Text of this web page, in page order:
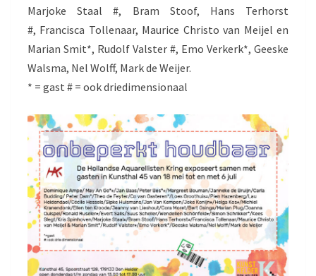
Marjoke Staal #, Bram Stoof, Hans Terhorst
#, Francisca Tollenaar, Maurice Christo van Meijel en
Marian Smit*, Rudolf Valster #, Emo Verkerk*, Geeske
Walsma, Nel Wolff, Mark de Weijer.
* = gast # = ook driedimensionaal